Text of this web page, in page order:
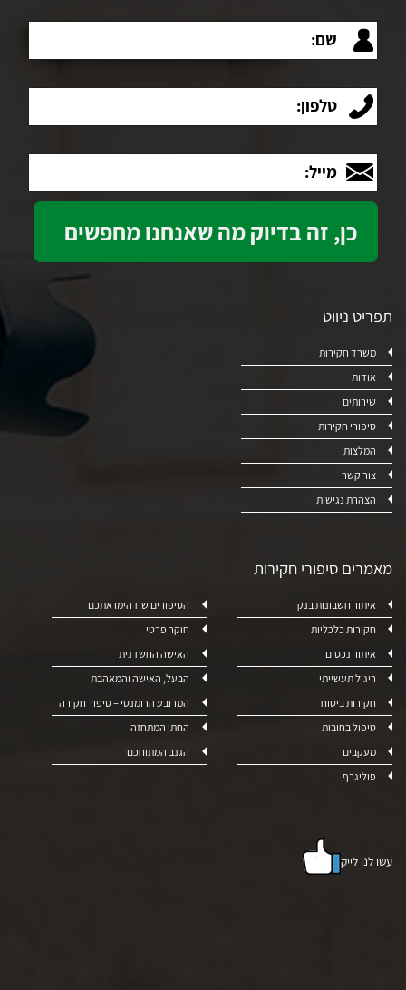
שם:
טלפון:
מייל:
תפריט ניווט
משרד חקירות
אודות
שירותים
סיפורי חקירות
המלצות
צור קשר
הצהרת נגישות
מאמרים סיפורי חקירות
איתור חשבונות בנק
חקירות כלכליות
איתור נכסים
ריגול תעשייתי
חקירות ביטוח
טיפול בחובות
מעקבים
פוליגרף
הסיפורים שידהימו אתכם
חוקר פרטי
האישה החשדנית
הבעל, האישה והמאהבת
המרובע הרומנטי – סיפור חקירה
החתן המתחזה
הגנב המתוחכם
עשו לנו לייק